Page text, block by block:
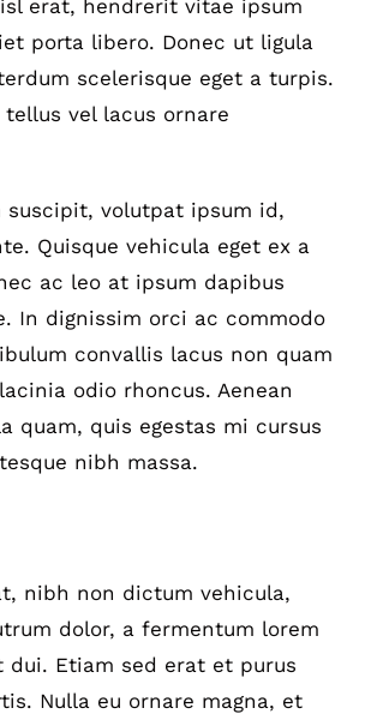
erat, hendrerit vitae ipsum
porta libero. Donec ut ligula
scelerisque eget a turpis.
vel lacus ornare
suscipit, volutpat ipsum id,
Quisque vehicula eget ex a
ac leo at ipsum dapibus
In dignissim orci ac commodo
convallis lacus non quam
odio rhoncus. Aenean
quam, quis egestas mi cursus
nibh massa.
nibh non dictum vehicula,
dolor, a fermentum lorem
dui. Etiam sed erat et purus
Nulla eu ornare magna, et